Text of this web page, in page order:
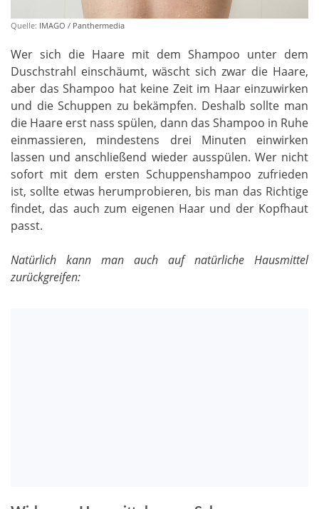
Quelle: IMAGO / Panthermedia
Wer sich die Haare mit dem Shampoo unter dem
Duschstrahl einschäumt, wäscht sich zwar die Haare,
aber das Shampoo hat keine Zeit im Haar einzuwirken
und die Schuppen zu bekämpfen. Deshalb sollte man
die Haare erst nass spülen, dann das Shampoo in Ruhe
einmassieren, mindestens drei Minuten einwirken
lassen und anschließend wieder ausspülen. Wer nicht
sofort mit dem ersten Schuppenshampoo zufrieden
ist, sollte etwas herumprobieren, bis man das Richtige
findet, das auch zum eigenen Haar und der Kopfhaut
passt.
Natürlich kann man auch auf natürliche Hausmittel
zurückgreifen: